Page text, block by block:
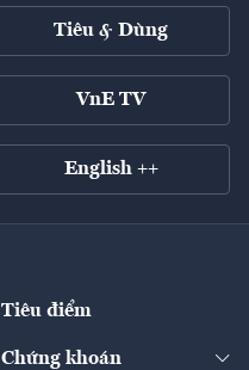
Tiêu & Dùng
VnE TV
English ++
Tiêu điểm
Chứng khoán